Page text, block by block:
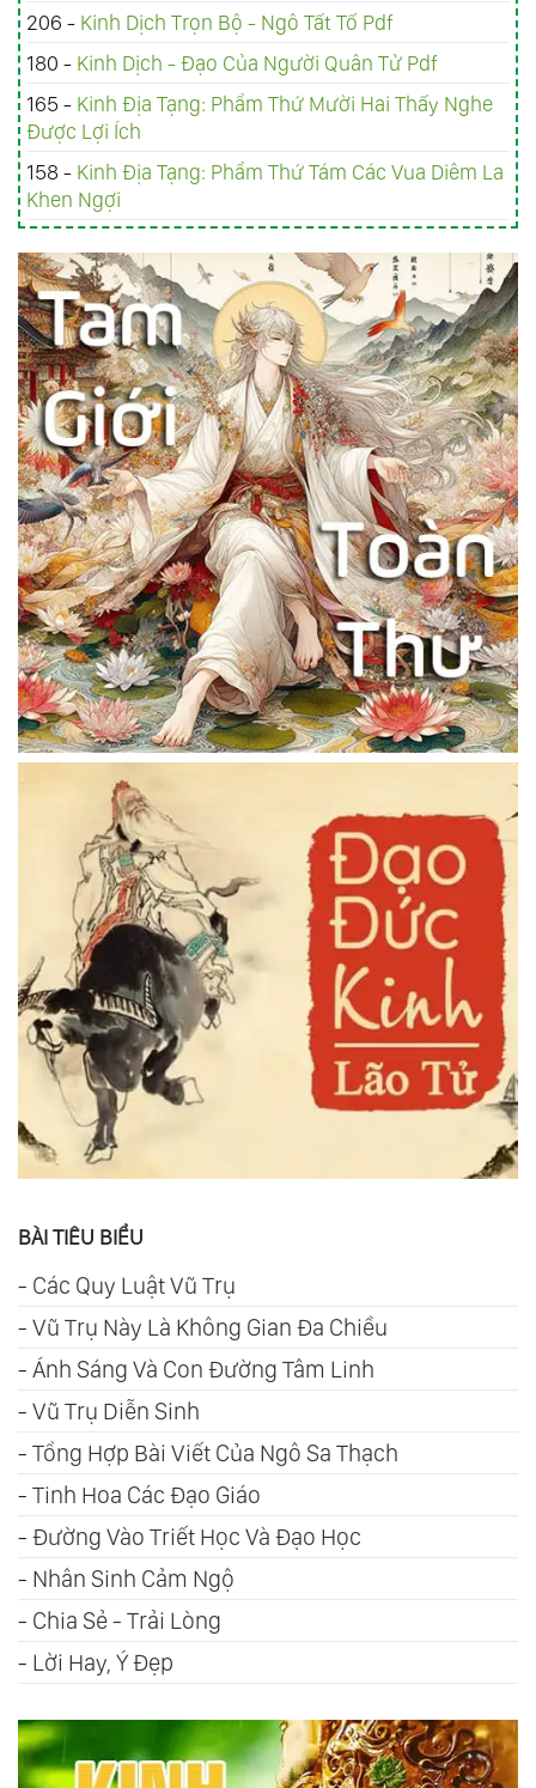
206 - Kinh Dịch Trọn Bộ - Ngô Tất Tố Pdf
180 - Kinh Dịch - Đạo Của Người Quân Tử Pdf
165 - Kinh Ðịa Tạng: Phẩm Thứ Mười Hai Thấy Nghe
Được Lợi Ích
158 - Kinh Ðịa Tạng: Phẩm Thứ Tám Các Vua Diêm La
Khen Ngợi
BÀI TIÊU BIỂU
- Các Quy Luật Vũ Trụ
- Vũ Trụ Này Là Không Gian Đa Chiều
- Ánh Sáng Và Con Đường Tâm Linh
- Vũ Trụ Diễn Sinh
- Tổng Hợp Bài Viết Của Ngô Sa Thạch
- Tinh Hoa Các Đạo Giáo
- Đường Vào Triết Học Và Đạo Học
- Nhân Sinh Cảm Ngộ
- Chia Sẻ - Trải Lòng
- Lời Hay, Ý Đẹp